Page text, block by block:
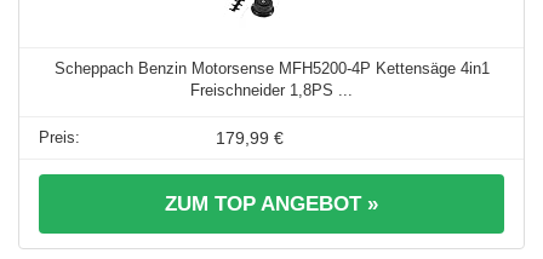
Scheppach Benzin Motorsense MFH5200-4P Kettensäge 4in1
Freischneider 1,8PS ...
179,99 €
ZUM TOP ANGEBOT »